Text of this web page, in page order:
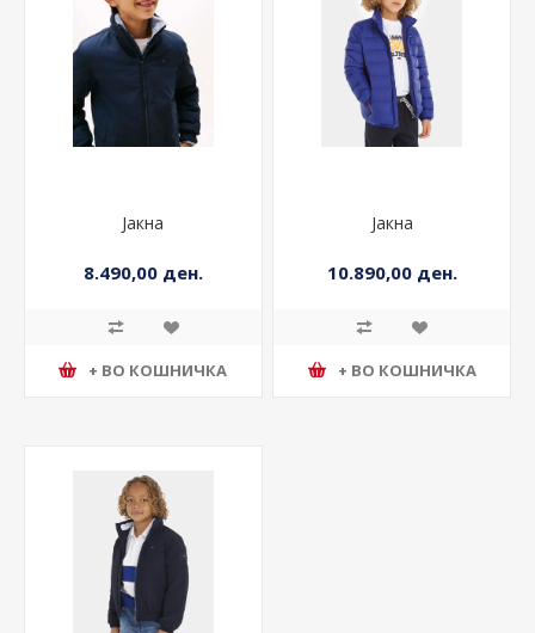
Јакна
8.490,00 ден.
+ ВО КОШНИЧКА
Јакна
10.890,00 ден.
+ ВО КОШНИЧКА